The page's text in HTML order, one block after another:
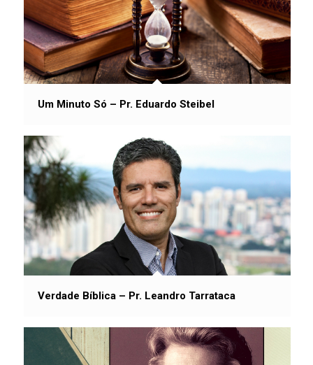
Um Minuto Só – Pr. Eduardo Steibel
Verdade Bíblica – Pr. Leandro Tarrataca